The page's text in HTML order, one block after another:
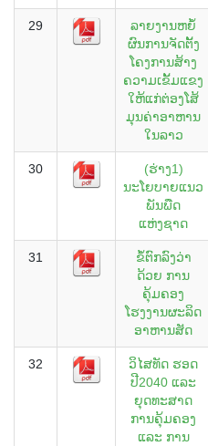
29
ລາຍງານຫຍໍ້
ຜົນການຈັດຕັ້ງ
ໂຄງການສ້າງ
ຄວາມເຂັ້ມແຂງ
ໃຫ້ແກ່ຕ່ອງໂສ້
ມຸນຄ່າອາຫານ
ໃນລາວ
30
(ຮ່າງ1)
ນະໂຍບາຍແນວ
ພັນພືດ
ແຫ່ງຊາດ
31
ຂໍ້ຕົກລົງວ່າ
ດ້ວຍ ການ
ຄຸ້ມຄອງ
ໂຮງງານຜະລິດ
ອາຫານສັດ
32
ວິໄສທັດ ຮອດ
ປີ2040 ແລະ
ຍຸດທະສາດ
ການຄຸ້ມຄອງ
ແລະ ການ